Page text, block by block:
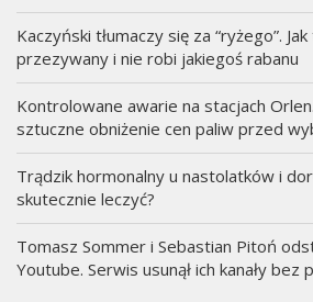
Kaczyński tłumaczy się za “ryżego”.
przezywany i nie robi jakiegoś rabanu
Kontrolowane awarie na stacjach
sztuczne obniżenie cen paliw przed
Trądzik hormonalny u nastolatków i
skutecznie leczyć?
Tomasz Sommer i Sebastian Pitoń
Youtube. Serwis usunął ich kanały bez